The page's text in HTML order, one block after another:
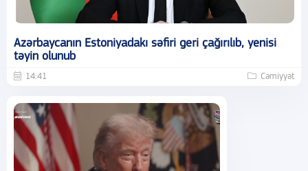
Azərbaycanın Estoniyadakı səfiri geri çağırılıb, yenisi
təyin olunub
14:41 Cəmiyyət